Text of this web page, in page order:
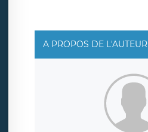
A PROPOS DE L'AUTEUR